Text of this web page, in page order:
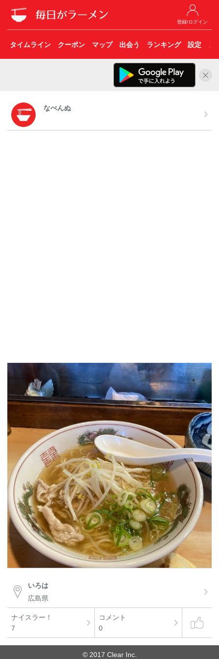
登録/ログイン
タイムライン クーポン マップ 出会う ランキング 設定 こ
なべんぬ
いろは
広島県
ナイスラー！
7
コメント
0
© 2017 Clear Inc.